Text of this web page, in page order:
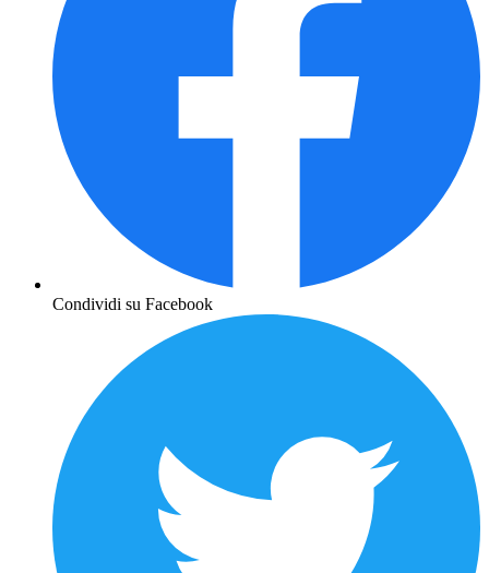
Condividi su Facebook